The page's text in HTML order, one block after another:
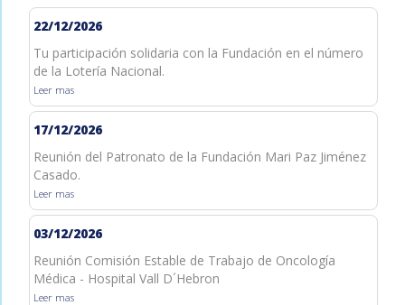
22/12/2026
Tu participación solidaria con la Fundación en el número
de la Lotería Nacional.
Leer mas
17/12/2026
Reunión del Patronato de la Fundación Mari Paz Jiménez
Casado.
Leer mas
03/12/2026
Reunión Comisión Estable de Trabajo de Oncología
Médica - Hospital Vall D´Hebron
Leer mas